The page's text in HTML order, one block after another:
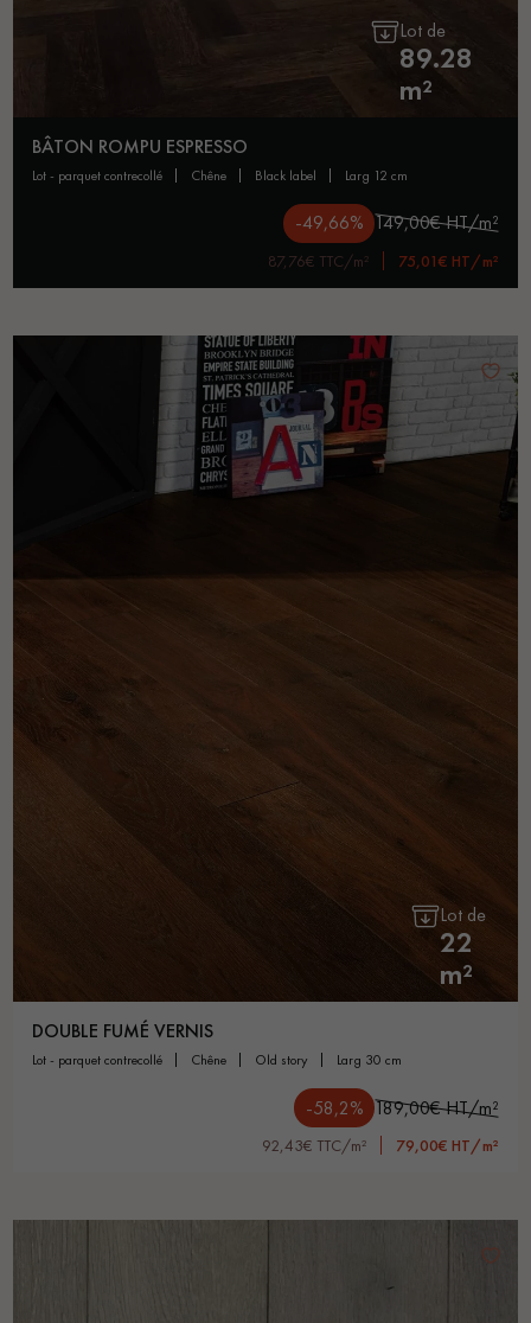
Lot de
89.28
m²
BÂTON ROMPU ESPRESSO
lot - parquet contrecollé chêne black label larg 12 cm
-49,66% 149,00€ HT/m²
87,76€ TTC/m² 75,01€ HT/m²
Lot de
22
m²
DOUBLE FUMÉ VERNIS
lot - parquet contrecollé chêne old story larg 30 cm
-58,2% 189,00€ HT/m²
92,43€ TTC/m² 79,00€ HT/m²